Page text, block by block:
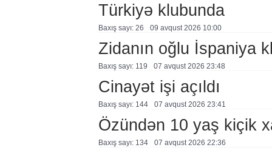
Türkiyə klubunda
Baxış sayı: 26 09 avqust 2026 10:00
Zidanın oğlu İspaniya
Baxış sayı: 119 07 avqust 2026 23:48
Cinayət işi açıldı
Baxış sayı: 144 07 avqust 2026 23:41
Özündən 10 yaş kiçik
Baxış sayı: 134 07 avqust 2026 22:36